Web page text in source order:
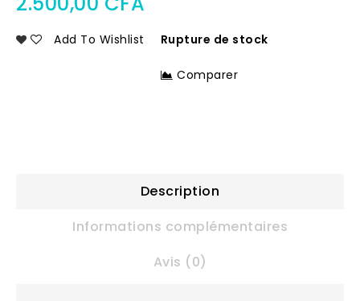
Rupture de stock
Add To Wishlist
Comparer
Description
Informations complémentaires
Avis (0)